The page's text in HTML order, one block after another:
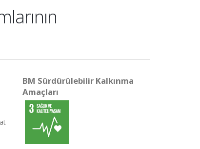
BM Sürdürülebilir Kalkınma
Amaçları